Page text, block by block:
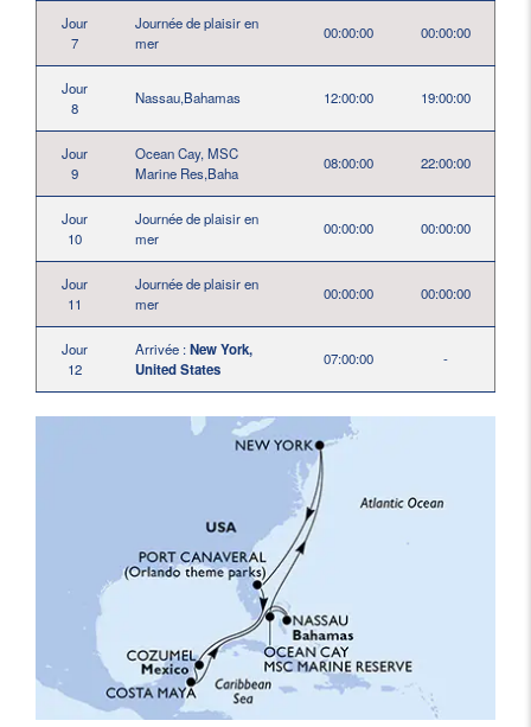
Jour
7
Journée de plaisir en
mer
00:00:00 00:00:00
Jour
8
Nassau,Bahamas 12:00:00 19:00:00
Jour
9
Ocean Cay, MSC
Marine Res,Baha
08:00:00 22:00:00
Jour
10
Journée de plaisir en
mer
00:00:00 00:00:00
Jour
11
Journée de plaisir en
mer
00:00:00 00:00:00
Jour
12
Arrivée :New York,
United States
07:00:00 -